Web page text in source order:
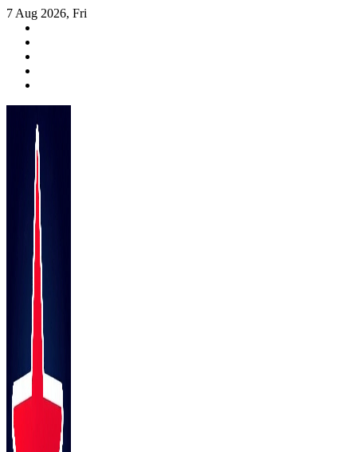
Skip
content
7 Aug 2026, Fri